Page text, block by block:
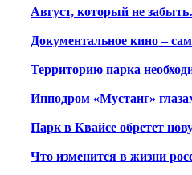
Август, который не
Документальное кино –
Территорию парка
Ипподром «Мустанг»
Парк в Квайсе обретет
Что изменится в жизни